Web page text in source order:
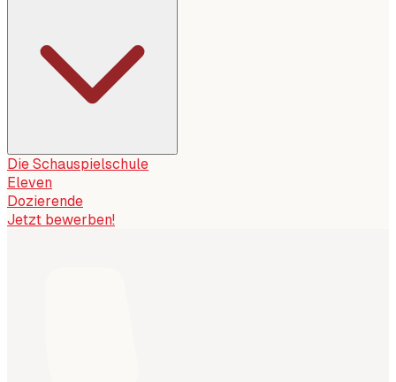
Die Schauspielschule
Eleven
Dozierende
Jetzt bewerben!